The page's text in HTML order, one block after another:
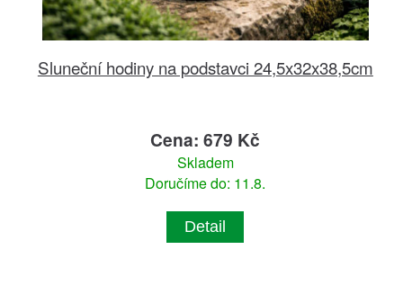
Sluneční hodiny na podstavci 24,5x32x38,5cm
Cena: 679 Kč
Skladem
Doručíme do: 11.8.
Detail